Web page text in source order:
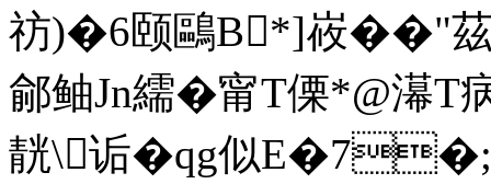
祊)�6颐鷗B*]峳��"
鄃鲉Jn繻� 甯T傈*@濗T
靗\诟�qg似E�7�;`